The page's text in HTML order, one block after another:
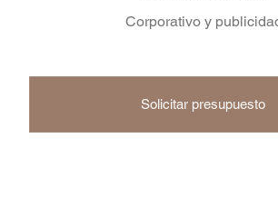
Corporativo y
Solicitar presupuesto